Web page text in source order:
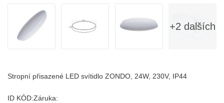
+2 dalších
Stropní přisazené LED svítidlo ZONDO, 24W, 230V, IP44
ID KÓD:Záruka: